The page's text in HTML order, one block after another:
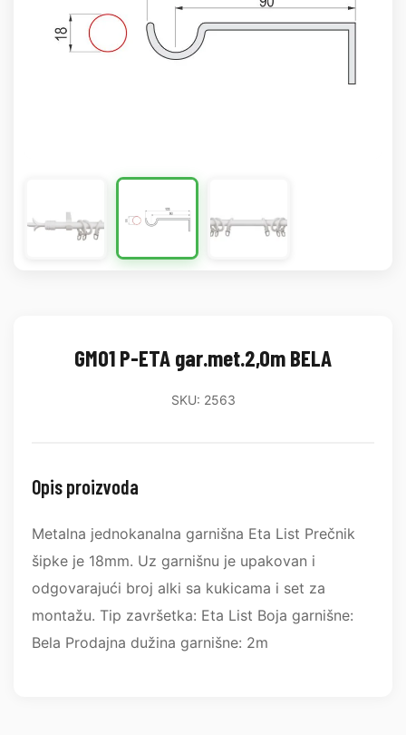
GM01 P-ETA gar.met.2,0m BELA
SKU: 2563
Opis proizvoda
Metalna jednokanalna garnišna Eta List Prečnik
šipke je 18mm. Uz garnišnu je upakovan i
odgovarajući broj alki sa kukicama i set za
montažu. Tip završetka: Eta List Boja garnišne:
Bela Prodajna dužina garnišne: 2m